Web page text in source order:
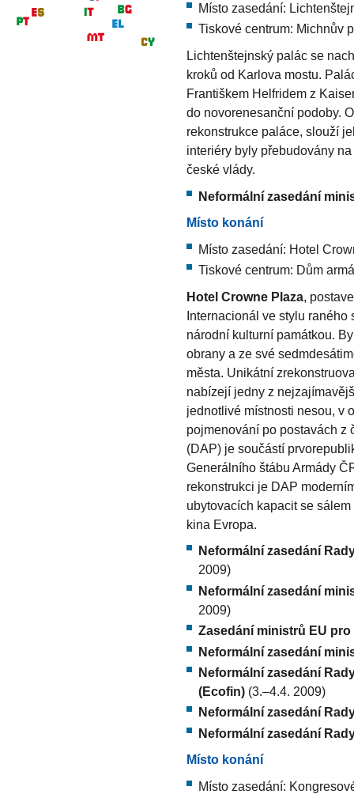
Místo zasedání:
Tiskové centrum: Michnův
Lichtenštejnský palác se
kroků od Karlova mostu.
Františkem Helfridem z
do novorenesanční podoby.
rekonstrukce paláce, slouží
interiéry byly přebudovány
české vlády.
Neformální zasedání
Místo konání
Místo zasedání: Hotel
Tiskové centrum: Dům
Hotel Crowne Plaza,
Internacionál ve stylu
národní kulturní památkou.
obrany a ze své
města. Unikátní
nabízejí jedny z
jednotlivé místnosti nesou, v
pojmenování po postavách z
(DAP) je součástí
Generálního štábu Armády
rekonstrukci je DAP
ubytovacích kapacit se
kina Evropa.
Neformální zasedání
2009)
Neformální zasedání
2009)
Zasedání ministrů EU
Neformální zasedání
Neformální zasedání
(Ecofin) (3.–4.4. 2009)
Neformální zasedání
Neformální zasedání
Místo konání
Místo zasedání: